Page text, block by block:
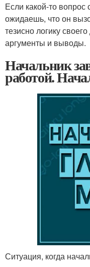
Если какой-то
ожидаешь, что он
тезисно логику
аргументы и выводы.
Начальник
работой.
Ситуация, когда